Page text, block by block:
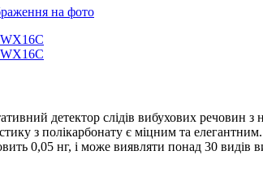
детектор слідів вибухових
з полікарбонату є міцним та
0,05 нг, і може виявляти понад 30 видів